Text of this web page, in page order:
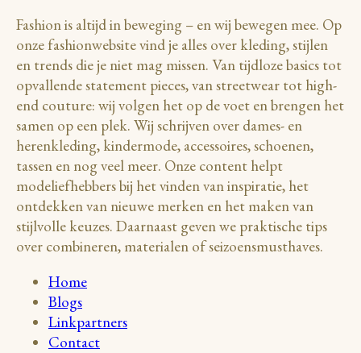
Fashion is altijd in beweging – en wij bewegen mee. Op
onze fashionwebsite vind je alles over kleding, stijlen
en trends die je niet mag missen. Van tijdloze basics tot
opvallende statement pieces, van streetwear tot high-
end couture: wij volgen het op de voet en brengen het
samen op een plek. Wij schrijven over dames- en
herenkleding, kindermode, accessoires, schoenen,
tassen en nog veel meer. Onze content helpt
modeliefhebbers bij het vinden van inspiratie, het
ontdekken van nieuwe merken en het maken van
stijlvolle keuzes. Daarnaast geven we praktische tips
over combineren, materialen of seizoensmusthaves.
Home
Blogs
Linkpartners
Contact